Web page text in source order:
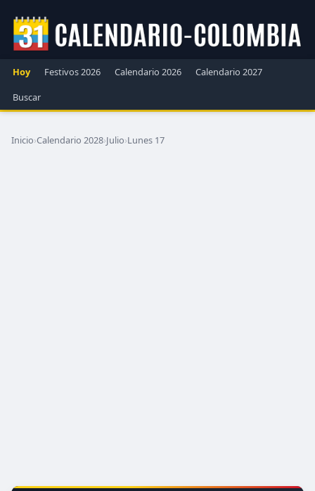
Hoy Festivos 2026 Calendario 2026
Calendario 2027
Buscar
Inicio›Calendario 2028›Julio›Lunes 17